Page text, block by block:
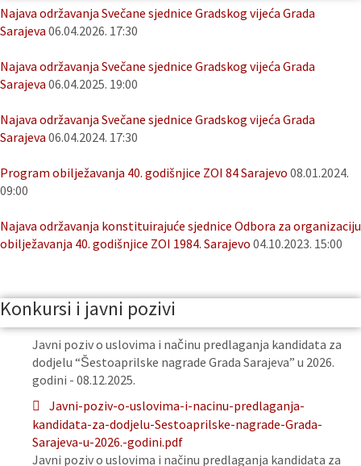
Najava održavanja Svečane sjednice Gradskog vijeća Grada
Sarajeva 06.04.2026. 17:30
Najava održavanja Svečane sjednice Gradskog vijeća Grada
Sarajeva 06.04.2025. 19:00
Najava održavanja Svečane sjednice Gradskog vijeća Grada
Sarajeva 06.04.2024. 17:30
Program obilježavanja 40. godišnjice ZOI 84 Sarajevo 08.01.2024.
09:00
Najava održavanja konstituirajuće sjednice Odbora za organizaciju
obilježavanja 40. godišnjice ZOI 1984. Sarajevo 04.10.2023. 15:00
Konkursi i javni pozivi
Javni poziv o uslovima i načinu predlaganja kandidata za
dodjelu “Šestoaprilske nagrade Grada Sarajeva” u 2026.
godini - 08.12.2025.
Javni-poziv-o-uslovima-i-nacinu-predlaganja-
kandidata-za-dodjelu-Sestoaprilske-nagrade-Grada-
Sarajeva-u-2026.-godini.pdf
Javni poziv o uslovima i načinu predlaganja kandidata za